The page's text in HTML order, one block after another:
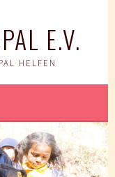
E.V.
HELFEN